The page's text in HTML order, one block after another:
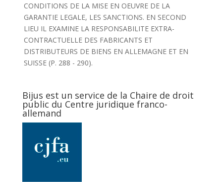
CONDITIONS DE LA MISE EN OEUVRE DE LA
GARANTIE LEGALE, LES SANCTIONS. EN SECOND
LIEU IL EXAMINE LA RESPONSABILITE EXTRA-
CONTRACTUELLE DES FABRICANTS ET
DISTRIBUTEURS DE BIENS EN ALLEMAGNE ET EN
SUISSE (P. 288 - 290).
Bijus est un service de la Chaire de droit
public du Centre juridique franco-
allemand